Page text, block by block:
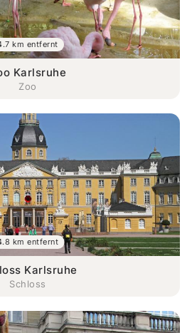
Karlsruhe
Zoo
km entfernt
Karlsruhe
Schloss
km entfernt